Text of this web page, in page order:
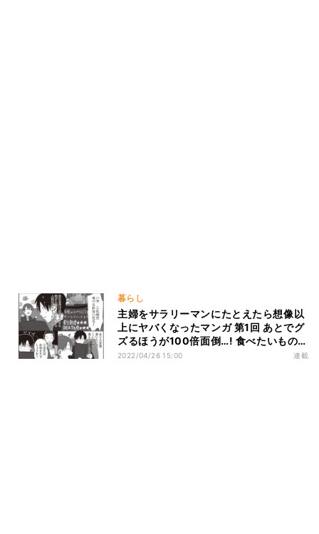
暮らし
主婦をサラリーマンにたとえたら想像以
上にヤバくなったマンガ 第1回 あとでグ
ズるほうが100倍面倒…! 食べたいものを
食べられない子連れ外食あるある
2022/04/26 15:00 連載